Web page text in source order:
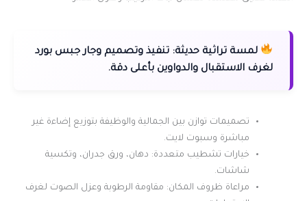
لمسة تراثية حديثة: تنفيذ وتصميم وجار جبس بورد
لغرف الاستقبال والدواوين بأعلى دقة.
تصميمات توازن بين الجمالية والوظيفة بتوزيع إضاءة غير
مباشرة وسبوت لايت.
خيارات تشطيب متعددة: دهان، ورق جدران، وتكسية
شاشات.
مراعاة ظروف المكان: مقاومة الرطوبة وعزل الصوت لغرف